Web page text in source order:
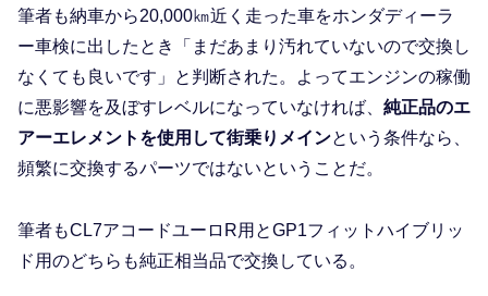
筆者も納車から20,000㎞近く走った車をホンダディーラ
ー車検に出したとき「まだあまり汚れていないので交換し
なくても良いです」と判断された。よってエンジンの稼働
に悪影響を及ぼすレベルになっていなければ、 純正品のエ
アーエレメントを使用して街乗りメインという条件なら、
頻繁に交換するパーツではないということだ。
筆者もCL7アコードユーロR用とGP1フィットハイブリッ
ド用のどちらも純正相当品で交換している。